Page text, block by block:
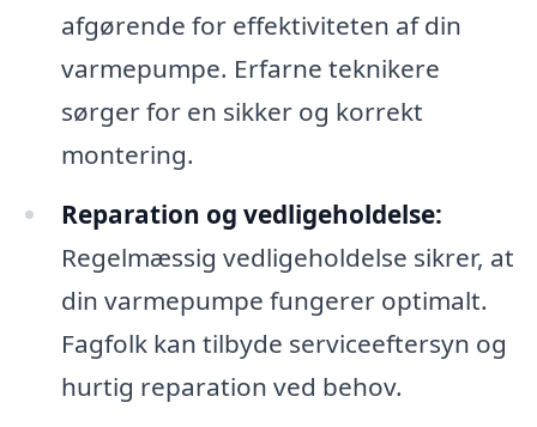
afgørende for effektiviteten af din
varmepumpe. Erfarne teknikere
sørger for en sikker og korrekt
montering.
Reparation og vedligeholdelse:
Regelmæssig vedligeholdelse sikrer, at
din varmepumpe fungerer optimalt.
Fagfolk kan tilbyde serviceeftersyn og
hurtig reparation ved behov.